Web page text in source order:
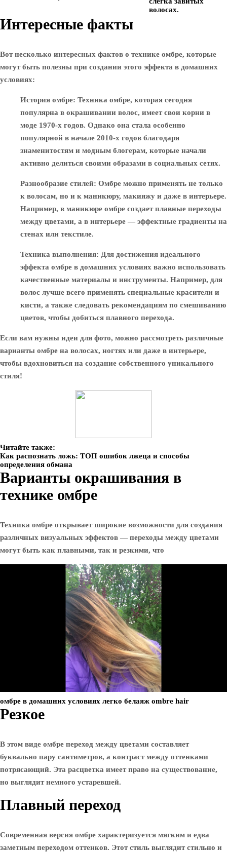
волосах.
Интересные факты
Вот несколько интересных фактов о технике омбре, которые
могут быть полезны при создании этого эффекта в домашних
условиях:
История омбре: Техника омбре, которая сегодня
популярна в окрашивании волос, имеет свои корни в
моде 1970-х годов. Однако она стала особенно
популярной в начале 2010-х годов благодаря
знаменитостям и модным блогерам, которые начали
активно делиться своими образами в социальных сетях.
Разнообразие стилей: Омбре можно применять не только
к волосам, но и к маникюру, макияжу и даже в интерьере.
Например, в маникюре омбре создает плавные переходы
между цветами, а в интерьере — эффектные градиенты на
стенах или текстиле.
Техника выполнения: Для достижения идеального
эффекта омбре в домашних условиях важно использовать
качественные материалы и инструменты. Например, для
волос лучше всего применять специальные красители и
кисти, а также следовать рекомендациям по смешиванию
цветов, чтобы добиться плавного перехода.
Если вам нужны идеи для фото, можно рассмотреть различные
варианты омбре на волосах, ногтях или даже в интерьере,
чтобы вдохновиться на создание собственного уникального
стиля!
Читайте также:
Как распознать ложь: ТОП ошибок лжеца и способы
определения обмана
Варианты окрашивания в
технике омбре
Техника омбре открывает широкие возможности для создания
различных визуальных эффектов — переходы между цветами
могут быть как плавными, так и резкими, что
омбре в домашних условиях легко белаяж ombre hair
Резкое
В этом виде омбре переход между цветами составляет
буквально пару сантиметров, а контраст между оттенками
потрясающий. Эта расцветка имеет право на существование,
но выглядит немного устаревшей.
Плавный переход
Современная версия омбре характеризуется мягким и едва
заметным переходом оттенков. Этот стиль выглядит стильно и